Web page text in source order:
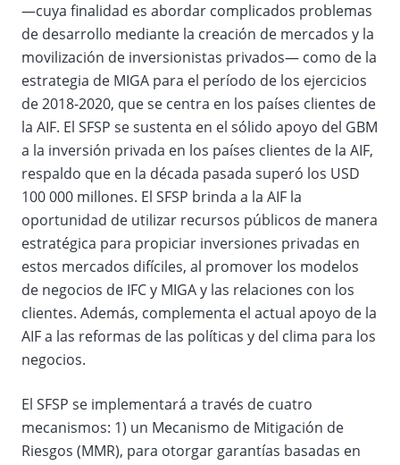
—cuya finalidad es abordar complicados problemas
de desarrollo mediante la creación de mercados y la
movilización de inversionistas privados— como de la
estrategia de MIGA para el período de los ejercicios
de 2018-2020, que se centra en los países clientes de
la AIF. El SFSP se sustenta en el sólido apoyo del GBM
a la inversión privada en los países clientes de la AIF,
respaldo que en la década pasada superó los USD
100 000 millones. El SFSP brinda a la AIF la
oportunidad de utilizar recursos públicos de manera
estratégica para propiciar inversiones privadas en
estos mercados difíciles, al promover los modelos
de negocios de IFC y MIGA y las relaciones con los
clientes. Además, complementa el actual apoyo de la
AIF a las reformas de las políticas y del clima para los
negocios.
El SFSP se implementará a través de cuatro
mecanismos: 1) un Mecanismo de Mitigación de
Riesgos (MMR), para otorgar garantías basadas en